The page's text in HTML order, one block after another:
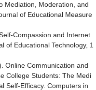
Mediation, Moderation, and
of Educational Measure
Compassion and Internet
of Educational Technology, 1
Online Communication and
College Students: The Medi
Self-Efficacy. Computers in